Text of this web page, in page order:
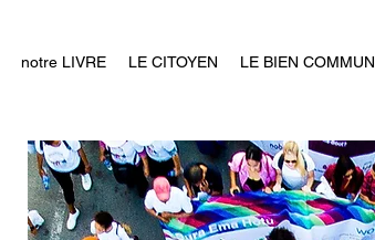
notre LIVRE LE CITOYEN LE BIEN COMMUN